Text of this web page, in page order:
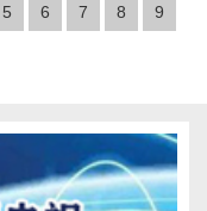
5 6 7 8 9